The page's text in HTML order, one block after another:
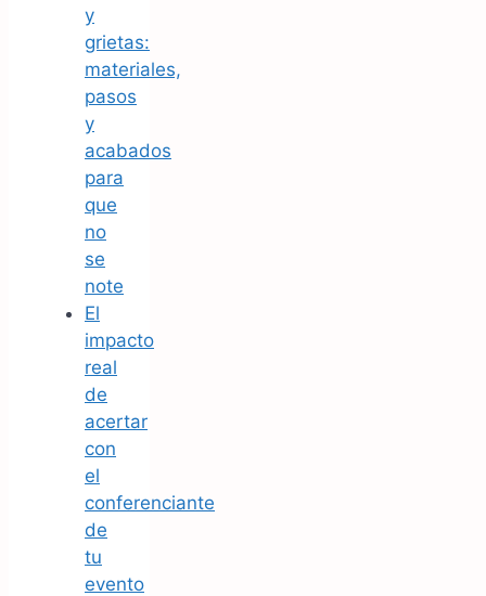
y
grietas:
materiales,
pasos
y
acabados
para
que
no
se
note
El
impacto
real
de
acertar
con
el
conferenciante
de
tu
evento